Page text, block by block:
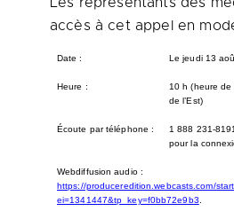
accès à cet appel en
Date : Le jeudi 13
Heure :
10 h (heure de
de l’Est)
Écoute par téléphone :
1 888 231-
pour la
Webdiffusion audio :
https://produceredition.webcasts.com/
ei=1341447&tp_key=f0bb72e9b3